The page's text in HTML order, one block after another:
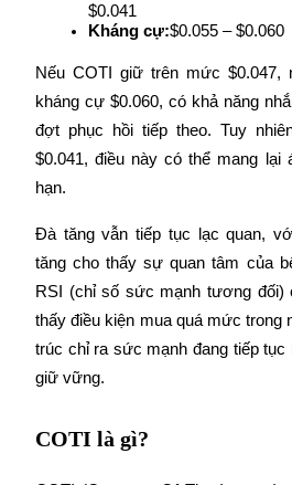
Power Piggy
Làm cho tài sản của bạn tăng giá
$0.041
Kháng cự:$0.055 – $0.060
Nếu COTI giữ trên mức
kháng cự $0.060, có khả năng
đợt phục hồi tiếp theo. Tuy
$0.041, điều này có thể mang lại
hạn.
Đà tăng vẫn tiếp tục lạc quan,
tăng cho thấy sự quan tâm của
RSI (chỉ số sức mạnh tương
thấy điều kiện mua quá mức trong
trúc chỉ ra sức mạnh đang tiếp
giữ vững.
COTI là gì?